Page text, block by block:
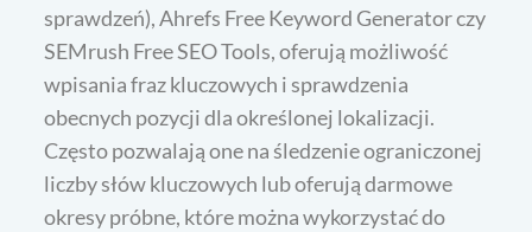
sprawdzeń), Ahrefs Free Keyword Generator czy
SEMrush Free SEO Tools, oferują możliwość
wpisania fraz kluczowych i sprawdzenia
obecnych pozycji dla określonej lokalizacji.
Często pozwalają one na śledzenie ograniczonej
liczby słów kluczowych lub oferują darmowe
okresy próbne, które można wykorzystać do